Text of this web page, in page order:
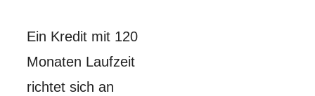
Ein Kredit mit 120
Monaten Laufzeit
richtet sich an